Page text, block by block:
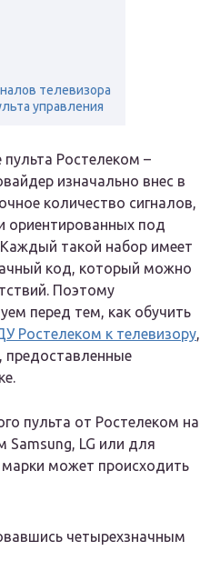
телевизора
управления
Ростелеком –
изначально внес в
количество сигналов,
ориентированных под
такой набор имеет
код, который можно
Поэтому
перед тем, как обучить
Ростелеком к телевизору,
предоставленные
пульта от Ростелеком на
Samsung, LG или для
может происходить
четырехзначным